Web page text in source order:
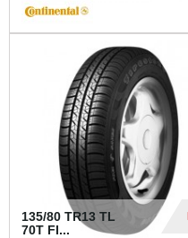
135/80 TR13 TL
70T FI...